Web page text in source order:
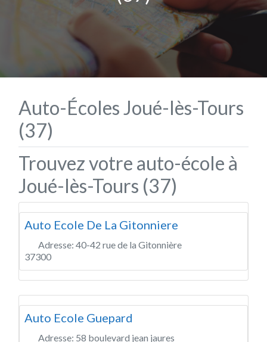
Auto-Écoles Joué-lès-Tours
(37)
Trouvez votre auto-école à
Joué-lès-Tours (37)
Auto Ecole De La Gitonniere
Adresse: 40-42 rue de la Gitonnière
37300
Auto Ecole Guepard
Adresse: 58 boulevard jean jaures